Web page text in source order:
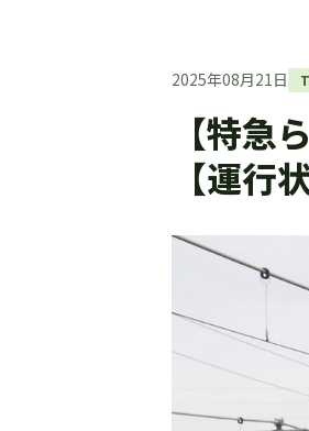
2025年08月21日
【特
【運行